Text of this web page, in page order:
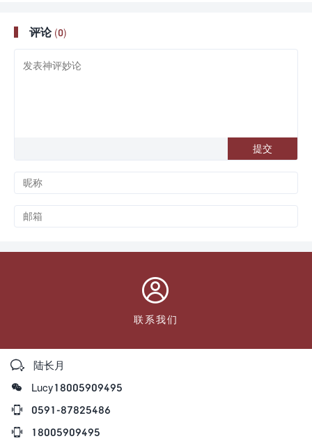
评论 (0)

联系我们

陆长月

Lucy18005909495

0591-87825486

18005909495